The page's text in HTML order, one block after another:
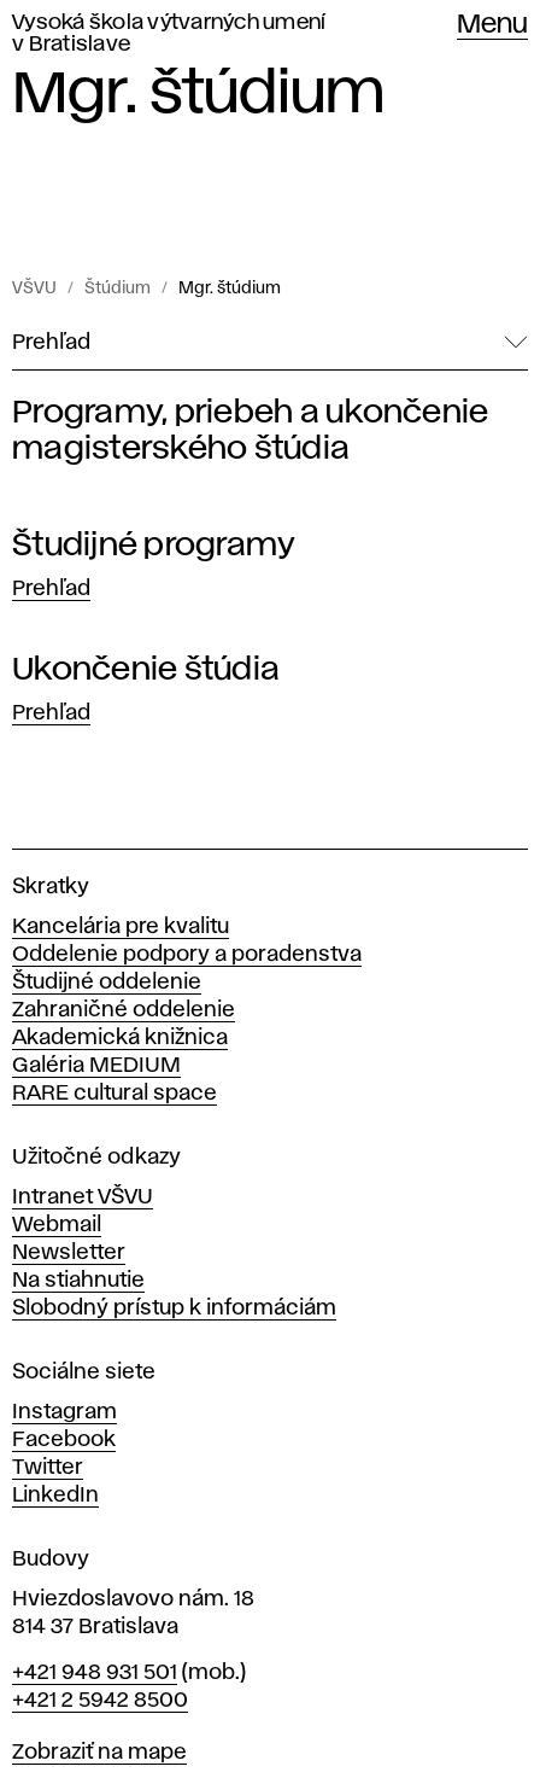
Vysoká škola výtvarných umení
v Bratislave
Menu
Mgr. štúdium
VŠVU Štúdium Mgr. štúdium
Prehľad
M
g
i
s
t
s
k
é
š
t
ú
d
i
u
m
Programy, priebeh a ukončenie
magisterského štúdia
Študijné programy
Prehľad
Ukončenie štúdia
Prehľad
V
s
o
k
á
š
k
o
a
ý
t
v
a
r
ý
c
h
u
m
e
í
v
r
a
i
Skratky
Kancelária pre kvalitu
Oddelenie podpory a poradenstva
Študijné oddelenie
Zahraničné oddelenie
Akademická knižnica
Galéria MEDIUM
RARE cultural space
Užitočné odkazy
Intranet VŠVU
Webmail
Newsletter
Na stiahnutie
Slobodný prístup k informáciám
Sociálne siete
Instagram
Facebook
Twitter
LinkedIn
Budovy
Hviezdoslavovo nám. 18
814 37 Bratislava
Telefón
+421 948 931 501 (mob.)
+421 2 5942 8500
Mapa
Zobraziť na mape